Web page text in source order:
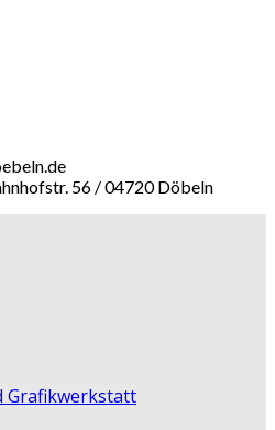
56 / 04720 Döbeln
Grafikwerkstatt